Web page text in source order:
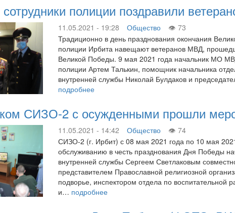
полиции поздравили
11.05.2021 - 19:28 Общество
73
Традиционно в день празднования окончания
полиции Ирбита навещают ветеранов МВД,
Великой Победы. 9 мая 2021 года начальник МО
полиции Артем Талькин, помощник начальника
внутренней службы Николай Булдаков и
подробнее
СИЗО-2 с осужденными прошли
11.05.2021 - 14:42 Общество
74
СИЗО-2 (г. Ирбит) с 08 мая 2021 года по 10 мая
обслуживанию в честь празднования Дня Победы
внутренней службы Сергеем Светлаковым
представителем Православной религиозной
подворье, инспектором отдела по
и… подробнее